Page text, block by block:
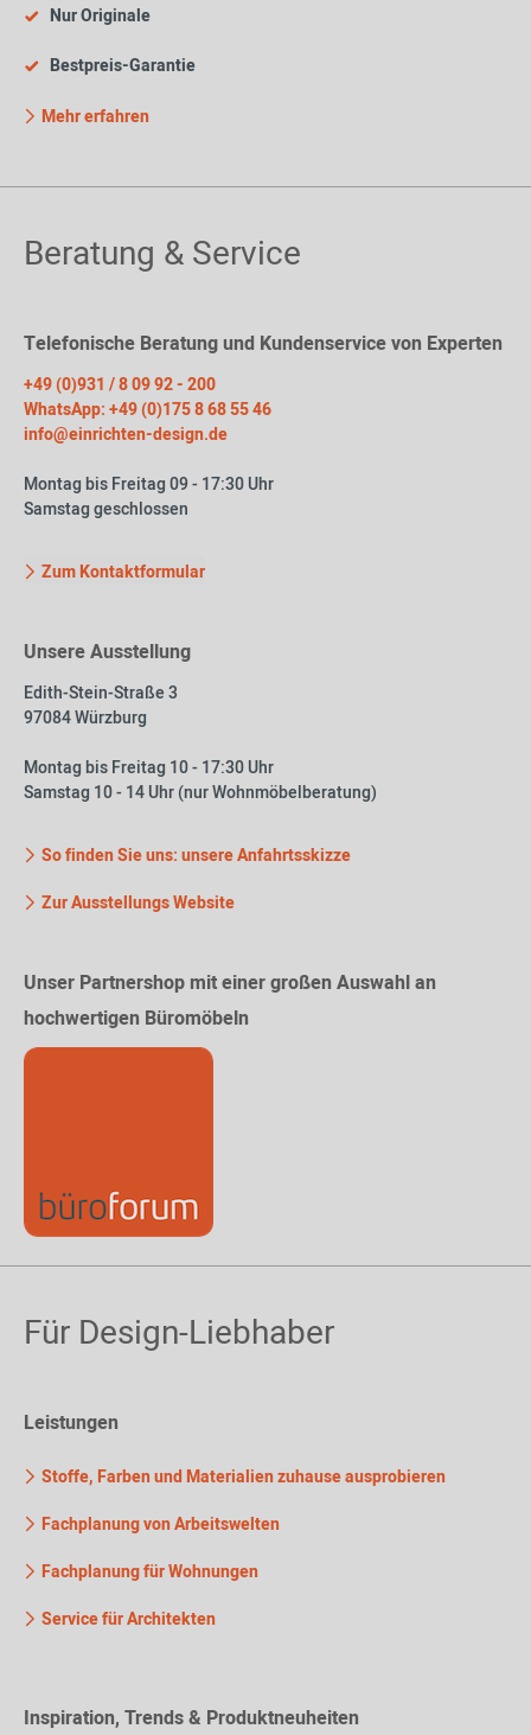
Nur Originale
Bestpreis-Garantie
Mehr erfahren
Beratung & Service
Telefonische Beratung und Kundenservice von Experten
+49 (0)931 / 8 09 92 - 200
WhatsApp: +49 (0)175 8 68 55 46
info@einrichten-design.de
Montag bis Freitag 09 - 17:30 Uhr
Samstag geschlossen
Zum Kontaktformular
Unsere Ausstellung
Edith-Stein-Straße 3
97084 Würzburg
Montag bis Freitag 10 - 17:30 Uhr
Samstag 10 - 14 Uhr (nur Wohnmöbelberatung)
So finden Sie uns: unsere Anfahrtsskizze
Zur Ausstellungs Website
Unser Partnershop mit einer großen Auswahl an
hochwertigen Büromöbeln
Für Design-Liebhaber
Leistungen
Stoffe, Farben und Materialien zuhause ausprobieren
Fachplanung von Arbeitswelten
Fachplanung für Wohnungen
Service für Architekten
Inspiration, Trends & Produktneuheiten